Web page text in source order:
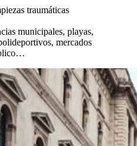
traumáticas
municipales, playas,
mercados